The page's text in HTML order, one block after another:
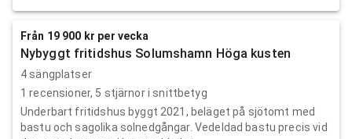
Från 19 900 kr per vecka
Nybyggt fritidshus Solumshamn Höga kusten
4 sängplatser
1 recensioner, 5 stjärnor i snittbetyg
Underbart fritidshus byggt 2021, beläget på sjötomt med
bastu och sagolika solnedgångar. Vedeldad bastu precis vid